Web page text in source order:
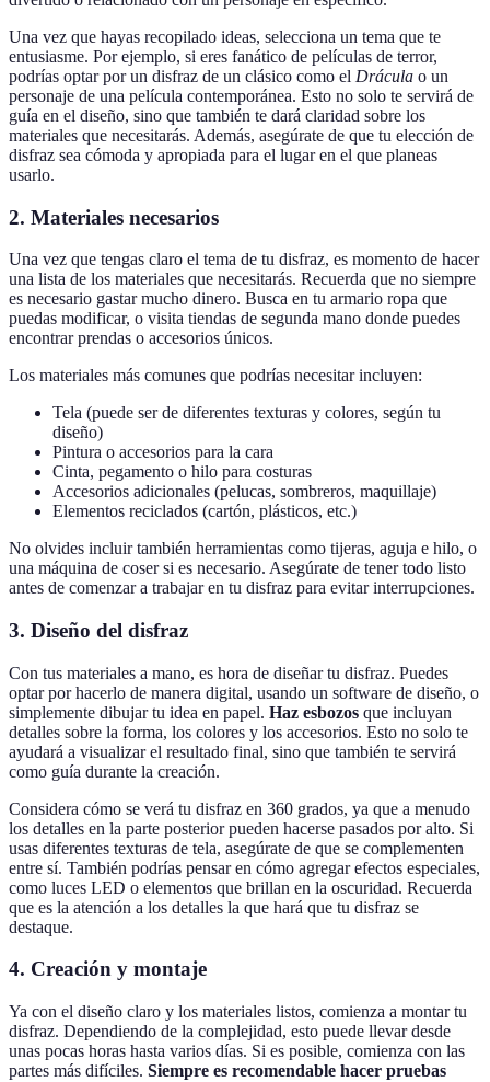
Una vez que hayas recopilado ideas, selecciona un tema que te
entusiasme. Por ejemplo, si eres fanático de películas de terror,
podrías optar por un disfraz de un clásico como el Drácula o un
personaje de una película contemporánea. Esto no solo te servirá de
guía en el diseño, sino que también te dará claridad sobre los
materiales que necesitarás. Además, asegúrate de que tu elección de
disfraz sea cómoda y apropiada para el lugar en el que planeas
usarlo.
2. Materiales necesarios
Una vez que tengas claro el tema de tu disfraz, es momento de hacer
una lista de los materiales que necesitarás. Recuerda que no siempre
es necesario gastar mucho dinero. Busca en tu armario ropa que
puedas modificar, o visita tiendas de segunda mano donde puedes
encontrar prendas o accesorios únicos.
Los materiales más comunes que podrías necesitar incluyen:
Tela (puede ser de diferentes texturas y colores, según tu
diseño)
Pintura o accesorios para la cara
Cinta, pegamento o hilo para costuras
Accesorios adicionales (pelucas, sombreros, maquillaje)
Elementos reciclados (cartón, plásticos, etc.)
No olvides incluir también herramientas como tijeras, aguja e hilo, o
una máquina de coser si es necesario. Asegúrate de tener todo listo
antes de comenzar a trabajar en tu disfraz para evitar interrupciones.
3. Diseño del disfraz
Con tus materiales a mano, es hora de diseñar tu disfraz. Puedes
optar por hacerlo de manera digital, usando un software de diseño, o
simplemente dibujar tu idea en papel. Haz esbozos que incluyan
detalles sobre la forma, los colores y los accesorios. Esto no solo te
ayudará a visualizar el resultado final, sino que también te servirá
como guía durante la creación.
Considera cómo se verá tu disfraz en 360 grados, ya que a menudo
los detalles en la parte posterior pueden hacerse pasados por alto. Si
usas diferentes texturas de tela, asegúrate de que se complementen
entre sí. También podrías pensar en cómo agregar efectos especiales,
como luces LED o elementos que brillan en la oscuridad. Recuerda
que es la atención a los detalles la que hará que tu disfraz se
destaque.
4. Creación y montaje
Ya con el diseño claro y los materiales listos, comienza a montar tu
disfraz. Dependiendo de la complejidad, esto puede llevar desde
unas pocas horas hasta varios días. Si es posible, comienza con las
partes más difíciles. Siempre es recomendable hacer pruebas